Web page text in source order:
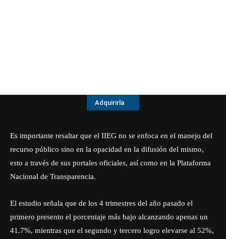
Adquirirla
Es importante resaltar que el IIEG no se enfoca en el manejo del
recurso público sino en la opacidad en la difusión del mismo,
esto a través de sus portales oficiales, así como en la Plataforma
Nacional de Transparencia.
El estudio señala que de los 4 trimestres del año pasado el
primero presento el porcentaje más bajo alcanzando apenas un
41.7%, mientras que el segundo y tercero logro elevarse al 52%,